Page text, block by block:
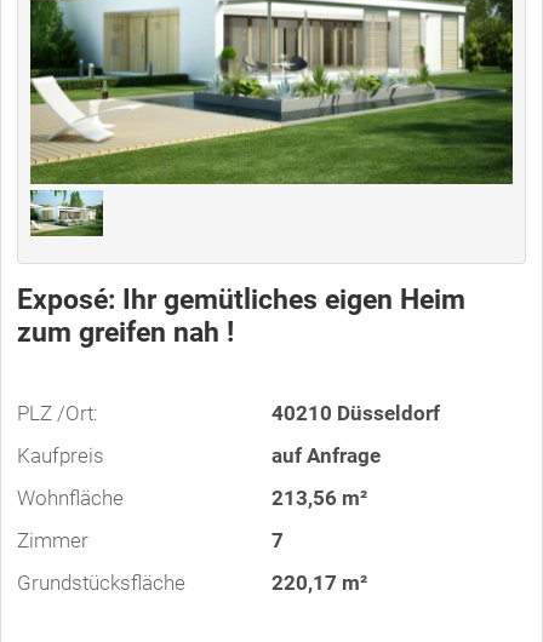
Exposé: Ihr gemütliches eigen Heim
zum greifen nah !
PLZ /Ort:
40210 Düsseldorf
Kaufpreis
auf Anfrage
Wohnfläche
213,56 m²
Zimmer
7
Grundstücksfläche
220,17 m²